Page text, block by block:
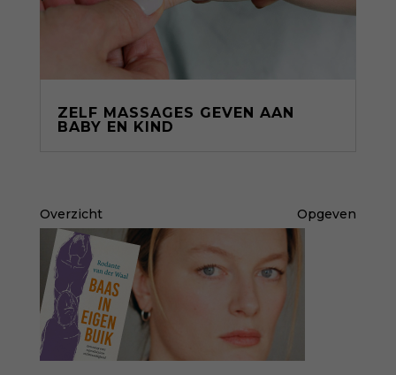
ZELF MASSAGES GEVEN AAN
BABY EN KIND
Overzicht Opgeven